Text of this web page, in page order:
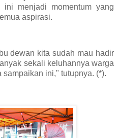
ini menjadi momentum yang
aspirasi.
dewan kita sudah mau hadir
sekali keluhannya warga
ini," tutupnya. (*).